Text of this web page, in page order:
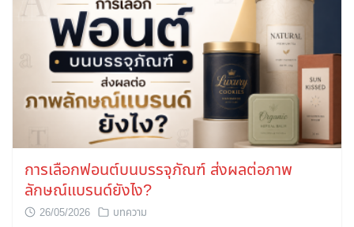
การเลือกฟอนต์บนบรรจุภัณฑ์ ส่งผลต่อภาพ
ลักษณ์แบรนด์ยังไง?
26/05/2026 บทความ